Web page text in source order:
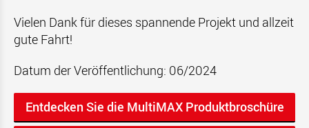
Vielen Dank für dieses spannende Projekt und allzeit
gute Fahrt!
Datum der Veröffentlichung: 06/2024
Entdecken Sie die MultiMAX Produktbroschüre